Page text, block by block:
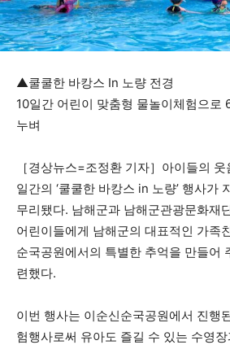
▲쿨쿨한 바캉스 In 노량 전경
10일간 어린이 맞춤형 물놀이체험으로
누벼
［경상뉴스=조정환 기자］아이들의
일간의 ‘쿨쿨한 바캉스 in 노량’ 행사가
무리됐다. 남해군과 남해군관광문화재
어린이들에게 남해군의 대표적인 가족
순국공원에서의 특별한 추억을 만들어
련했다.
이번 행사는 이순신순국공원에서 진행
험행사로써 유아도 즐길 수 있는 수영